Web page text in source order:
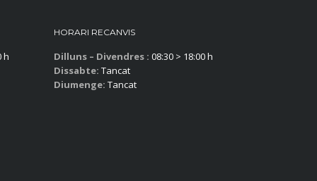
h
HORARI RECANVIS
Dilluns – Divendres : 08:30 > 18:00 h
Dissabte: Tancat
Diumenge: Tancat